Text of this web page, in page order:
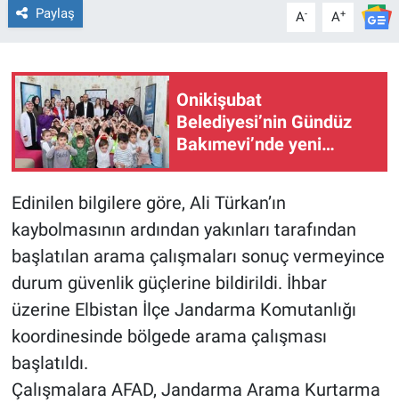
Paylaş A- A+
Onikişubat
Belediyesi’nin Gündüz
Bakımevi’nde yeni
Edinilen bilgilere göre, Ali Türkan’ın
kaybolmasının ardından yakınları tarafından
başlatılan arama çalışmaları sonuç vermeyince
durum güvenlik güçlerine bildirildi. İhbar
üzerine Elbistan İlçe Jandarma Komutanlığı
koordinesinde bölgede arama çalışması
başlatıldı.
Çalışmalara AFAD, Jandarma Arama Kurtarma
HABERDE İNSAN
EĞİTİM
BİLİM VE TEKNOLOJİ
Güvenlik
Bölge